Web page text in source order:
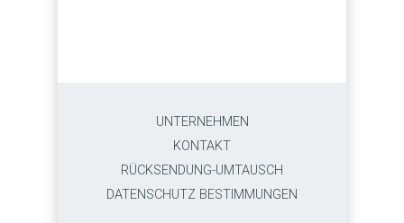
UNTERNEHMEN
KONTAKT
RÜCKSENDUNG-UMTAUSCH
DATENSCHUTZ BESTIMMUNGEN